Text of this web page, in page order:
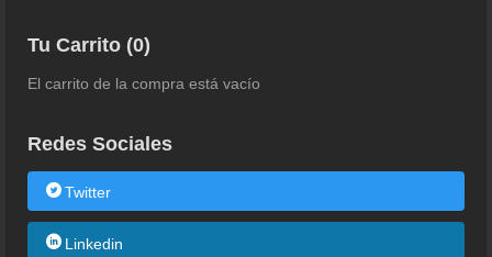
Tu Carrito (0)
El carrito de la compra está vacío
Redes Sociales
Twitter
Linkedin